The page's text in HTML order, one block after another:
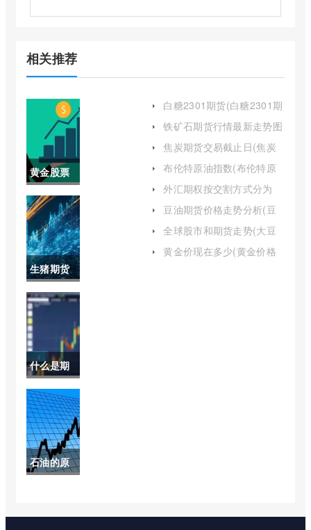
相关推荐
黄金股票
今日行情
(黄金股票
今日行情
最新分析)
生猪期货
行情最新
报价(生猪
2205期货
最新行情)
什么是期
权与期货
(股指期货
和股指期
权有什么
石油的原
形成的(原
白糖2301期货(白糖2301期
货行情)
铁矿石期货行情最新走势图
(铁矿石期货今日行情走势)
焦炭期货交易截止日(焦炭
期货实时行情2009)
布伦特原油指数(布伦特原
油指数是什么)
外汇期权按交割方式分为
(外汇期权的交易)
豆油期货价格走势分析(豆
油期货价格走势分析报告)
全球股市和期货走势(大豆
油期货走势行情)
黄金价现在多少(黄金价格